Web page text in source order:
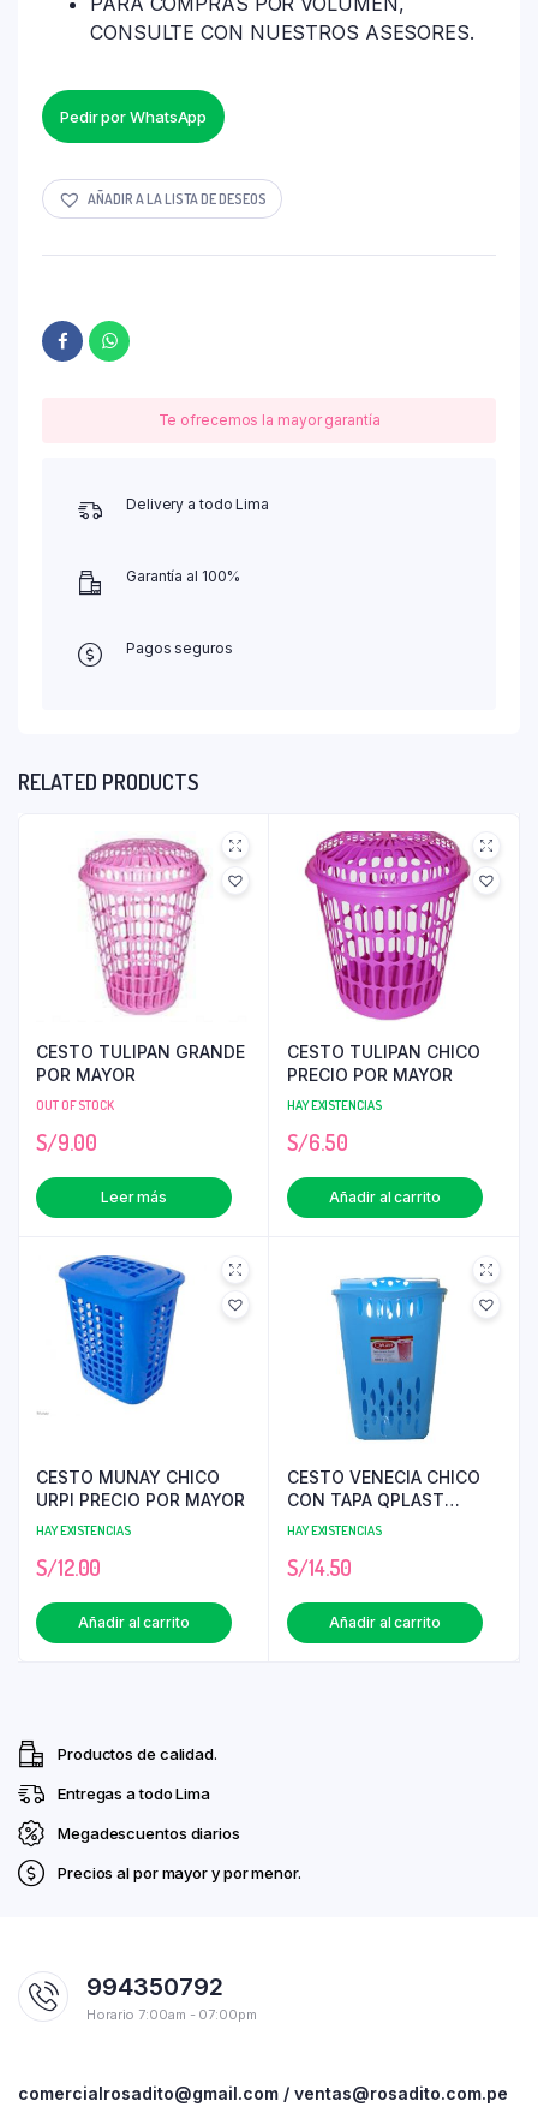
CONSULTE CON NUESTROS ASESORES.
Pedir por WhatsApp
AÑADIR A LA LISTA DE DESEOS
Te ofrecemos la mayor garantía
Delivery a todo Lima
Garantía al 100%
Pagos seguros
RELATED PRODUCTS
CESTO TULIPAN GRANDE
POR MAYOR
OUT OF STOCK
S/9.00
Leer más
CESTO TULIPAN CHICO
PRECIO POR MAYOR
HAY EXISTENCIAS
S/6.50
Añadir al carrito
CESTO MUNAY CHICO
URPI PRECIO POR MAYOR
HAY EXISTENCIAS
S/12.00
Añadir al carrito
CESTO VENECIA CHICO
CON TAPA QPLAST
PRECIO POR MAYOR
HAY EXISTENCIAS
S/14.50
Añadir al carrito
Productos de calidad.
Entregas a todo Lima
Megadescuentos diarios
Precios al por mayor y por menor.
994350792
Horario 7:00am - 07:00pm
comercialrosadito@gmail.com / ventas@rosadito.com.pe